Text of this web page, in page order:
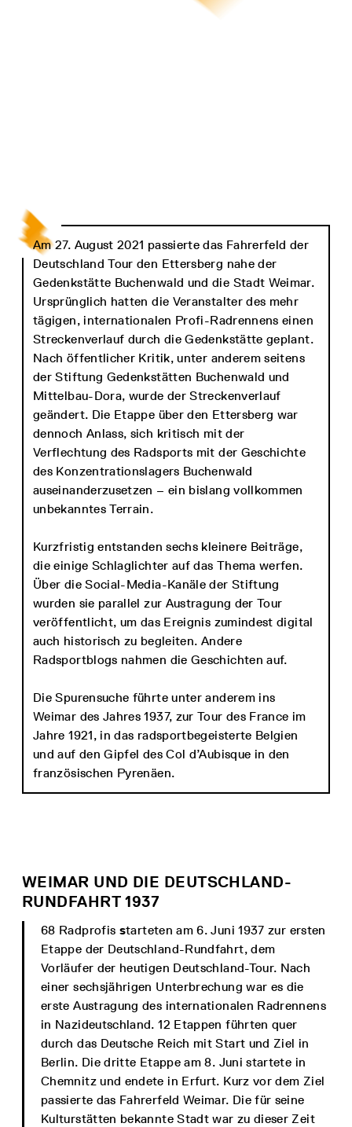
Am 27. August 2021 passierte das Fahrerfeld der
Deutschland Tour den Ettersberg nahe der
Gedenkstätte Buchenwald und die Stadt Weimar.
Ursprünglich hatten die Veranstalter des mehr
tägigen, internationalen Profi-Radrennens einen
Streckenverlauf durch die Gedenkstätte geplant.
Nach öffentlicher Kritik, unter anderem seitens
der Stiftung Gedenkstätten Buchenwald und
Mittelbau-Dora, wurde der Streckenverlauf
geändert. Die Etappe über den Ettersberg war
dennoch Anlass, sich kritisch mit der
Verflechtung des Radsports mit der Geschichte
des Konzentrationslagers Buchenwald
auseinanderzusetzen – ein bislang vollkommen
unbekanntes Terrain.
Kurzfristig entstanden sechs kleinere Beiträge,
die einige Schlaglichter auf das Thema werfen.
Über die Social-Media-Kanäle der Stiftung
wurden sie parallel zur Austragung der Tour
veröffentlicht, um das Ereignis zumindest digital
auch historisch zu begleiten. Andere
Radsportblogs nahmen die Geschichten auf.
Die Spurensuche führte unter anderem ins
Weimar des Jahres 1937, zur Tour des France im
Jahre 1921, in das radsportbegeisterte Belgien
und auf den Gipfel des Col d’Aubisque in den
französischen Pyrenäen.
WEIMAR UND DIE DEUTSCHLAND-
RUNDFAHRT 1937
68 Radprofis starteten am 6. Juni 1937 zur ersten
Etappe der Deutschland-Rundfahrt, dem
Vorläufer der heutigen Deutschland-Tour. Nach
einer sechsjährigen Unterbrechung war es die
erste Austragung des internationalen Radrennens
in Nazideutschland. 12 Etappen führten quer
durch das Deutsche Reich mit Start und Ziel in
Berlin. Die dritte Etappe am 8. Juni startete in
Chemnitz und endete in Erfurt. Kurz vor dem Ziel
passierte das Fahrerfeld Weimar. Die für seine
Kulturstätten bekannte Stadt war zu dieser Zeit